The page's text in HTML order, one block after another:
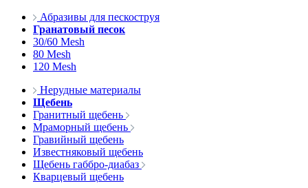
Абразивы для пескоструя
Гранатовый песок
30/60 Mesh
80 Mesh
120 Mesh
Нерудные материалы
Щебень
Гранитный щебень
Мраморный щебень
Гравийный щебень
Известняковый щебень
Щебень габбро-диабаз
Кварцевый щебень